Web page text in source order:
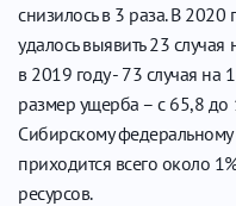
снизилось в 3 раза. В
удалось выявить 23
в 2019 году - 73 случая на
размер ущерба – с 65,8
Сибирскому федеральному
приходится всего около
ресурсов.